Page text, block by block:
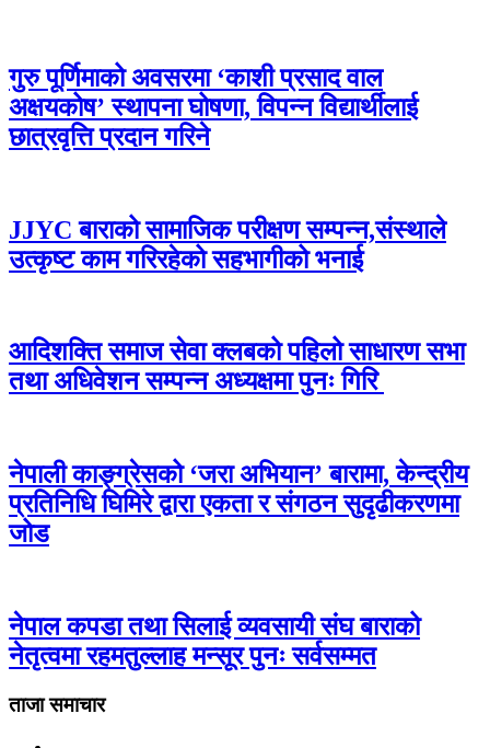
गुरु पूर्णिमाको अवसरमा ‘काशी प्रसाद वाल
अक्षयकोष’ स्थापना घोषणा, विपन्न विद्यार्थीलाई
छात्रवृत्ति प्रदान गरिने
JJYC बाराको सामाजिक परीक्षण सम्पन्न,संस्थाले
उत्कृष्ट काम गरिरहेको सहभागीको भनाई
आदिशक्ति समाज सेवा क्लबको पहिलो साधारण सभा
तथा अधिवेशन सम्पन्न अध्यक्षमा पुनः गिरि
नेपाली काङ्ग्रेसको ‘जरा अभियान’ बारामा, केन्द्रीय
प्रतिनिधि घिमिरे द्वारा एकता र संगठन सुदृढीकरणमा
जोड
नेपाल कपडा तथा सिलाई व्यवसायी संघ बाराको
नेतृत्वमा रहमतुल्लाह मन्सूर पुनः सर्वसम्मत
ताजा समाचार